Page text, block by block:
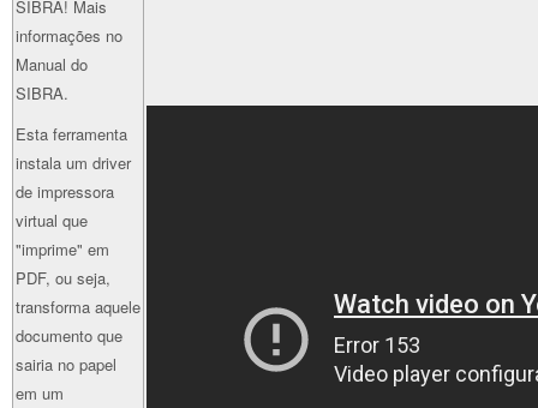
SIBRA! Mais
informações no
Manual do
SIBRA.
Esta ferramenta
instala um driver
de impressora
virtual que
"imprime" em
PDF, ou seja,
transforma aquele
documento que
sairia no papel
em um